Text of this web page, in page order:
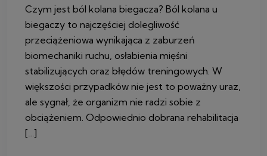
Czym jest ból kolana biegacza? Ból kolana u
biegaczy to najczęściej dolegliwość
przeciążeniowa wynikająca z zaburzeń
biomechaniki ruchu, osłabienia mięśni
stabilizujących oraz błędów treningowych. W
większości przypadków nie jest to poważny uraz,
ale sygnał, że organizm nie radzi sobie z
obciążeniem. Odpowiednio dobrana rehabilitacja
[…]